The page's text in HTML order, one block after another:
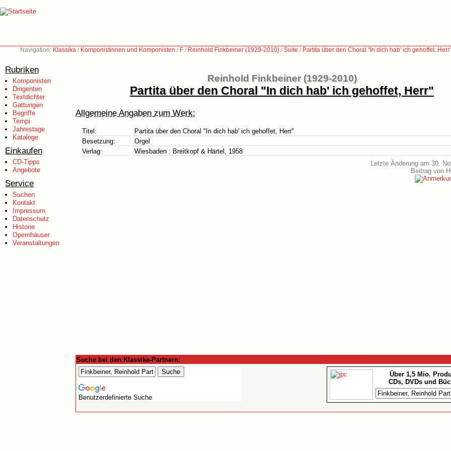
Navigation: Klassika / Komponistinnen und Komponisten / F / Reinhold Finkbeiner (1929-2010) /Suite / Partita über den Choral "In dich hab' ich gehoffet, Herr"
Rubriken
Komponisten
Dirigenten
Textdichter
Gattungen
Begriffe
Tempi
Jahrestage
Kataloge
Einkaufen
CD-Tipps
Angebote
Service
Suchen
Kontakt
Impressum
Datenschutz
Historie
Opernhäuser
Veranstaltungen
Reinhold Finkbeiner (1929-2010)
Partita über den Choral "In dich hab' ich gehoffet, Herr"
Allgemeine Angaben zum Werk:
Titel:
Partita über den Choral "In dich hab' ich gehoffet, Herr"
Besetzung:
Orgel
Verlag:
Wiesbaden : Breitkopf & Härtel, 1958
Letzte Änderung am 30.
Beitrag von
Suche bei den Klassika-Partnern:
Benutzerdefinierte Suche
Über 1,5 Mio.
CDs, DVDs und